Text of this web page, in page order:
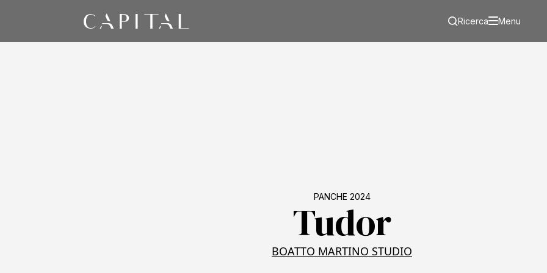
Ricerca Menu
PANCHE 2024
Tudor
BOATTO MARTINO STUDIO